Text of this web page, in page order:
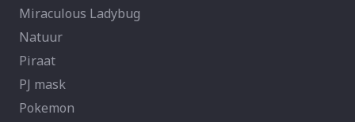
Miraculous Ladybug
Natuur
Piraat
PJ mask
Pokemon